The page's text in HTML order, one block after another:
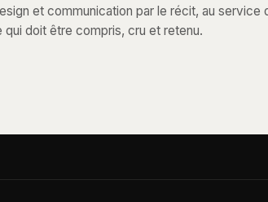
et communication par le récit, au service
qui doit être compris, cru et retenu.